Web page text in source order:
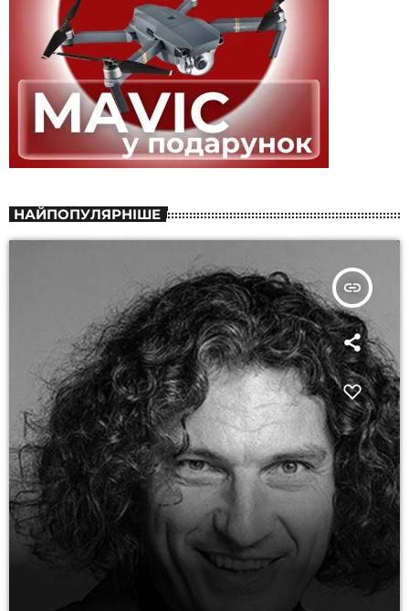
НАЙПОПУЛЯРНІШЕ
insert_link